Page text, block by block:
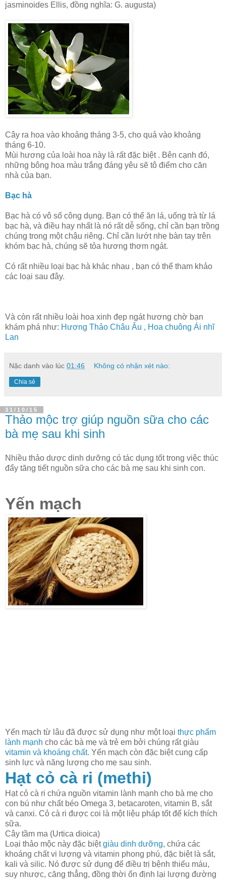
jasminoides Ellis, đồng nghĩa: G. augusta)
Cây ra hoa vào khoảng tháng 3-5, cho quả vào khoảng
tháng 6-10.
Mùi hương của loài hoa này là rất đặc biệt . Bên cạnh đó,
những bông hoa màu trắng đáng yêu sẽ tô điểm cho căn
nhà của bạn.
Bạc hà
Bạc hà có vô số công dụng. Bạn có thể ăn lá, uống trà từ lá
bạc hà, và điều hay nhất là nó rất dễ sống, chỉ cần bạn trồng
chúng trong một chậu riêng. Chỉ cần lướt nhẹ bàn tay trên
khóm bạc hà, chúng sẽ tỏa hương thơm ngát.
Có rất nhiều loại bạc hà khác nhau , bạn có thể tham khảo
các loại sau đây.
Và còn rất nhiều loài hoa xinh đẹp ngát hương chờ bạn
khám phá như: Hương Thảo Châu Âu , Hoa chuông Ái nhĩ
Lan
Nặc danh vào lúc 01:46 Không có nhận xét nào:
Chia sẻ
31/10/15
Thảo mộc trợ giúp nguồn sữa cho các
bà mẹ sau khi sinh
Nhiều thảo dược dinh dưỡng có tác dụng tốt trong việc thúc
đẩy tăng tiết nguồn sữa cho các bà mẹ sau khi sinh con.
Yến mạch
Yến mạch từ lâu đã được sử dụng như một loại thực phẩm
lành mạnh cho các bà mẹ và trẻ em bởi chúng rất giàu
vitamin và khoáng chất. Yến mạch còn đặc biệt cung cấp
sinh lực và năng lượng cho mẹ sau sinh.
Hạt cỏ cà ri (methi)
Hạt cỏ cà ri chứa nguồn vitamin lành mạnh cho bà mẹ cho
con bú như chất béo Omega 3, betacaroten, vitamin B, sắt
và canxi. Cỏ cà ri được coi là một liệu pháp tốt để kích thích
sữa.
Cây tầm ma (Urtica dioica)
Loại thảo mộc này đặc biệtgiàu dinh dưỡng, chứa các
khoáng chất vi lượng và vitamin phong phú, đặc biệt là sắt,
kali và silic. Nó được sử dụng để điều trị bệnh thiếu máu,
suy nhược, căng thẳng, đồng thời ổn định lại lượng đường